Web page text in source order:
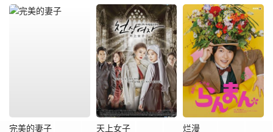
完美的妻子 天上女子 烂漫